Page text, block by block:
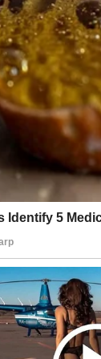
od osobe
Blizance dolazi
–
je često jaka
ili
period koji
neko može